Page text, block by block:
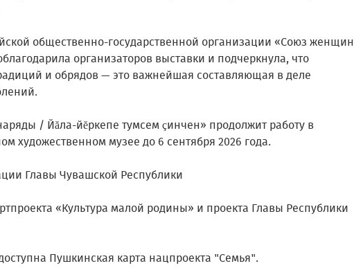
общественно-государственной организации «Союз женщин
организаторов выставки и подчеркнула, что
и обрядов — это важнейшая составляющая в деле
/ Йăла-йĕркепе тумсем çинчен» продолжит работу в
художественном музее до 6 сентября 2026 года.
Главы Чувашской Республики
«Культура малой родины» и проекта Главы Республики
Пушкинская карта нацпроекта "Семья".